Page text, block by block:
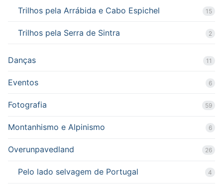
Trilhos pela Arrábida e Cabo Espichel 15
Trilhos pela Serra de Sintra 2
Danças 11
Eventos 6
Fotografia 59
Montanhismo e Alpinismo 6
Overunpavedland 26
Pelo lado selvagem de Portugal 4